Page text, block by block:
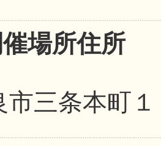
催場所住所
市三条本町